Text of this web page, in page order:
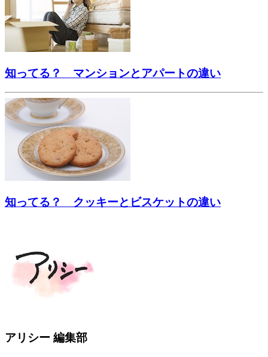
知ってる？ マンションとアパートの違い
知ってる？ クッキーとビスケットの違い
アリシー 編集部